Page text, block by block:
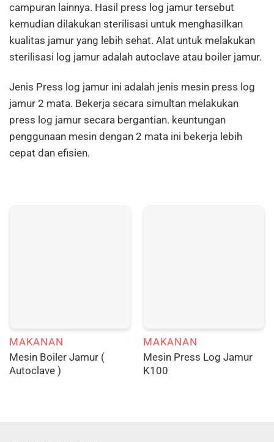
campuran lainnya. Hasil press log jamur tersebut
kemudian dilakukan sterilisasi untuk menghasilkan
kualitas jamur yang lebih sehat. Alat untuk melakukan
sterilisasi log jamur adalah autoclave atau boiler jamur.
Jenis Press log jamur ini adalah jenis mesin press log
jamur 2 mata. Bekerja secara simultan melakukan
press log jamur secara bergantian. keuntungan
penggunaan mesin dengan 2 mata ini bekerja lebih
cepat dan efisien.
MAKANAN
Mesin Boiler Jamur (
Autoclave )
MAKANAN
Mesin Press Log Jamur
K100